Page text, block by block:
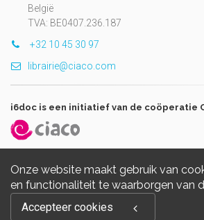
Onze website maakt gebruik van
en functionaliteit te waarborgen van
Accepteer cookies
België
TVA: BE0407.236.187
+32 10 45 30 97
librairie@ciaco.com
i6doc is een initiatief van de coöperatie
Reserved